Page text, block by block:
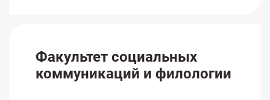
Факультет социальных
коммуникаций и филологии